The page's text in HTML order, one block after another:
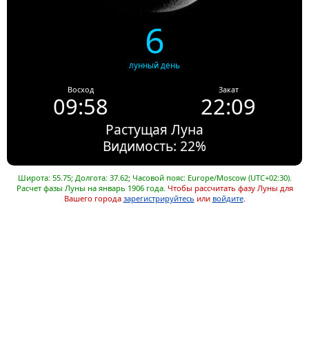
6
лунный день
Восход
09:58
Закат
22:09
Растущая Луна
Видимость: 22%
Широта: 55.75; Долгота: 37.62; Часовой пояс: Europe/Moscow (UTC+02:30).
Расчет фазы Луны на январь 1906 года. Чтобы рассчитать фазу Луны для
Вашего города зарегистрируйтесь или войдите.